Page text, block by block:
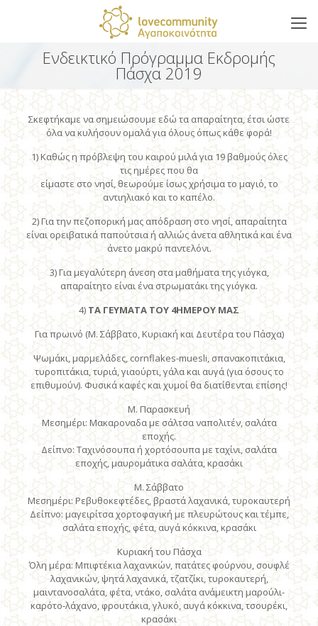
Ενδεικτικό Πρόγραμμα Εκδρομής
Πάσχα 2019
Σκεφτήκαμε να σημειώσουμε εδώ τα απαραίτητα, έτσι ώστε
όλα να κυλήσουν ομαλά για όλους όπως κάθε φορά!
1) Καθώς η πρόβλεψη του καιρού μιλά για 19 βαθμούς όλες
τις ημέρες που θα
είμαστε στο νησί, θεωρούμε ίσως χρήσιμα το μαγιό, το
αντιηλιακό και το καπέλο.
2) Για την πεζοπορική μας απόδραση στο νησί, απαραίτητα
είναι ορειβατικά παπούτσια ή αλλιώς άνετα αθλητικά και ένα
άνετο μακρύ παντελόνι.
3) Για μεγαλύτερη άνεση στα μαθήματα της γιόγκα,
απαραίτητο είναι ένα στρωματάκι της γιόγκα.
4) ΤΑ ΓΕΥΜΑΤΑ ΤΟΥ 4ΗΜΕΡΟΥ ΜΑΣ
Για πρωινό (Μ. Σάββατο, Κυριακή και Δευτέρα του Πάσχα)
Ψωμάκι, μαρμελάδες, cornflakes-muesli, σπανακοπιτάκια,
τυροπιτάκια, τυριά, γιαούρτι, γάλα και αυγά (για όσους το
επιθυμούν). Φυσικά καφές και χυμοί θα διατίθενται επίσης!
Μ. Παρασκευή
Μεσημέρι: Μακαροναδα με σάλτσα ναπολιτέν, σαλάτα
εποχής.
Δείπνο: Ταχινόσουπα ή χορτόσουπα με ταχίνι, σαλάτα
εποχής, μαυρομάτικα σαλάτα, κρασάκι
Μ. Σάββατο
Μεσημέρι: Ρεβυθοκεφτέδες, βραστά λαχανικά, τυροκαυτερή
Δείπνο: μαγειρίτσα χορτοφαγική με πλευρώτους και τέμπε,
σαλάτα εποχής, φέτα, αυγά κόκκινα, κρασάκι
Κυριακή του Πάσχα
Όλη μέρα: Μπιφτέκια λαχανικών, πατάτες φούρνου, σουφλέ
λαχανικών, ψητά λαχανικά, τζατζίκι, τυροκαυτερή,
μαιντανοσαλάτα, φέτα, ντάκο, σαλάτα ανάμεικτη μαρούλι-
καρότο-λάχανο, φρουτάκια, γλυκό, αυγά κόκκινα, τσουρέκι,
κρασάκι